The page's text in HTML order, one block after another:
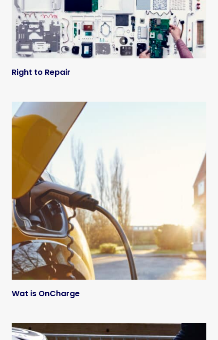
Right to Repair
Wat is OnCharge